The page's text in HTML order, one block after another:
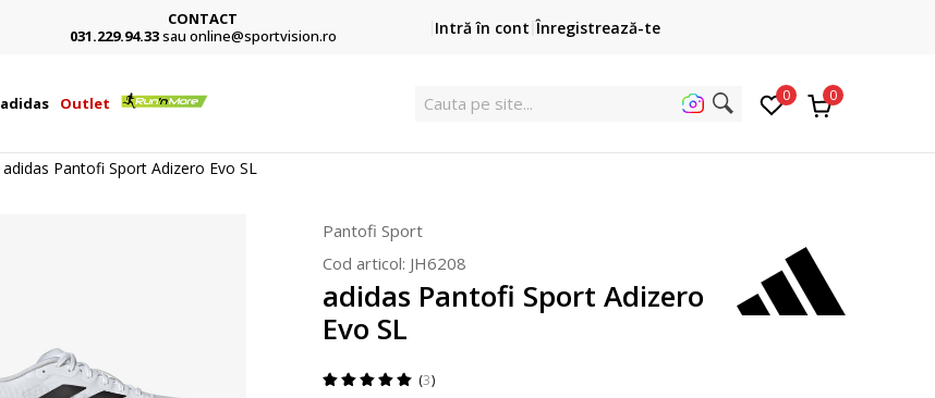
CONTACT
031.229.94.33sau online@sportvision.ro
Cumpără acum, plateste mai târziu
3 rate fără dobândă fără card de credit cu Klarna
Intră în cont Înregistrează-te
adidas Outlet Cauta 0 0
adidas Pantofi Sport Adizero Evo SL
Pantofi Sport
Cod articol: JH6208
adidas Pantofi Sport Adizero
Evo SL
3